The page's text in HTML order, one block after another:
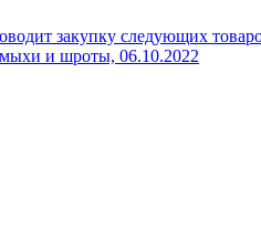
закупку следующих
и шроты, 06.10.2022